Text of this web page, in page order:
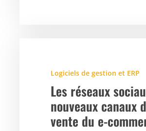
Logiciels de gestion et ERP
Les réseaux
nouveaux canaux
vente du e-